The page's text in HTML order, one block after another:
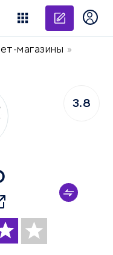
магазины »
3.8